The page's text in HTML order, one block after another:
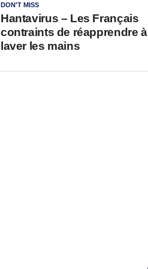
DON'T MISS
Hantavirus – Les Français
contraints de réapprendre
laver les mains